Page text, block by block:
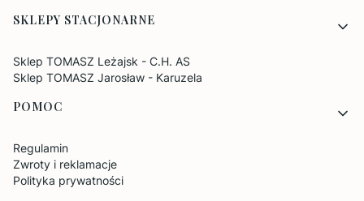
SKLEPY STACJONARNE
Sklep TOMASZ Leżajsk - C.H. AS
Sklep TOMASZ Jarosław - Karuzela
POMOC
Regulamin
Zwroty i reklamacje
Polityka prywatności